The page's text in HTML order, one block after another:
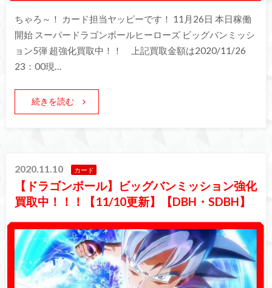
ちゃろ～！ カード担当ヤッピーです！ 11月26日 本日稼働
開始 スーパードラゴンボールヒーローズ ビッグバンミッシ
ョン5弾 超強化買取中！！ 上記買取金額は2020/11/26
23：00現…
続きを読む
2020.11.10 カード
【ドラゴンボール】ビッグバンミッション強化
買取中！！！【11/10更新】【DBH・SDBH】